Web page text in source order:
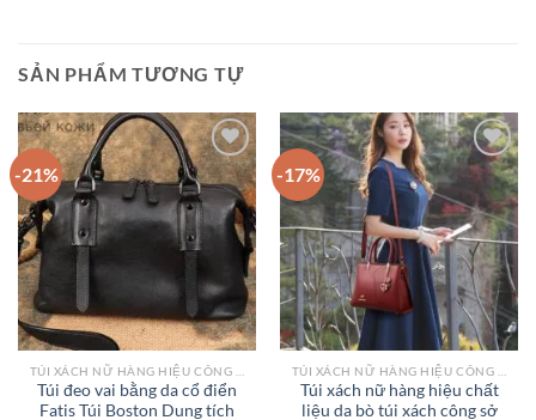
SẢN PHẨM TƯƠNG TỰ
-21%
Add to
wishlist
Túi đeo vai bằng da cổ điển
Fatis Túi Boston Dung tích
-17%
Add to
wishlist
Túi xách nữ hàng hiệu chất
liệu da bò túi xách công sở